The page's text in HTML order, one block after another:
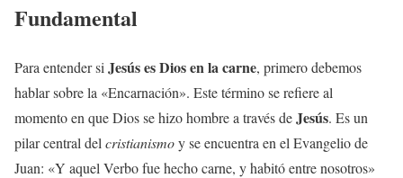
Fundamental
Para entender si JesúsesDios en la carne, primero debemos
hablar sobre la «Encarnación». Este término se refiere al
momento en que Dios se hizo hombre a través deJesús. Es un
pilar central del cristianismoy se encuentra en el Evangelio de
Juan: «Y aquel Verbo fue hecho carne, y habitó entre nosotros»